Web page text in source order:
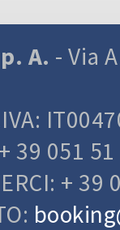
A. - Via
39 051
+ 39